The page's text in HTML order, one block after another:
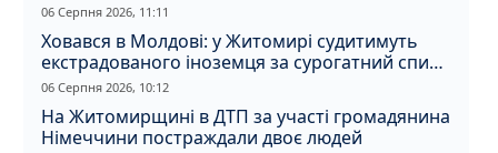
06 Серпня 2026, 11:11
Ховався в Молдові: у Житомирі судитимуть
екстрадованого іноземця за сурогатний спирт
і відмивання грошей
06 Серпня 2026, 10:12
На Житомирщині в ДТП за участі громадянина
Німеччини постраждали двоє людей